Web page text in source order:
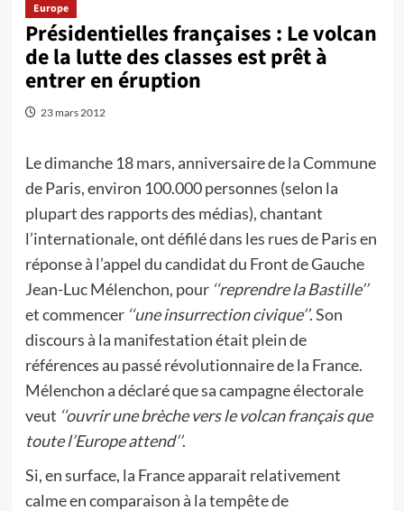
Europe
Présidentielles françaises : Le volcan
de la lutte des classes est prêt à
entrer en éruption
23 mars 2012
Le dimanche 18 mars, anniversaire de la Commune
de Paris, environ 100.000 personnes (selon la
plupart des rapports des médias), chantant
l’internationale, ont défilé dans les rues de Paris en
réponse à l’appel du candidat du Front de Gauche
Jean-Luc Mélenchon, pour ‘‘reprendre la Bastille’’
et commencer ‘‘une insurrection civique’’. Son
discours à la manifestation était plein de
références au passé révolutionnaire de la France.
Mélenchon a déclaré que sa campagne électorale
veut ‘‘ouvrir une brèche vers le volcan français que
toute l’Europe attend’’.
Si, en surface, la France apparait relativement
calme en comparaison à la tempête de